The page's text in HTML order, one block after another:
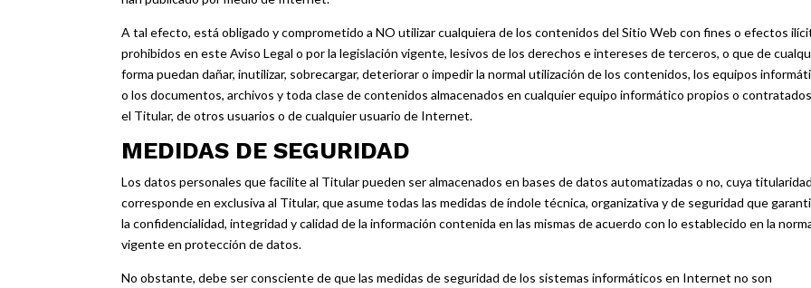
A tal efecto, está obligado y comprometido a NO utilizar cualquiera de los contenidos del Sitio Web con fines o efectos
prohibidos en este Aviso Legal o por la legislación vigente, lesivos de los derechos e intereses de terceros, o que de
forma puedan dañar, inutilizar, sobrecargar, deteriorar o impedir la normal utilización de los contenidos, los equipos
o los documentos, archivos y toda clase de contenidos almacenados en cualquier equipo informático propios o
el Titular, de otros usuarios o de cualquier usuario de Internet.
MEDIDAS DE SEGURIDAD
Los datos personales que facilite al Titular pueden ser almacenados en bases de datos automatizadas o no, cuya titularidad
corresponde en exclusiva al Titular, que asume todas las medidas de índole técnica, organizativa y de seguridad que
la confidencialidad, integridad y calidad de la información contenida en las mismas de acuerdo con lo establecido en la
vigente en protección de datos.
No obstante, debe ser consciente de que las medidas de seguridad de los sistemas informáticos en Internet no son